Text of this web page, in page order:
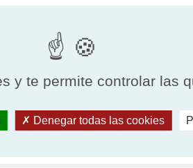
y te permite controlar las
Denegar todas las cookies